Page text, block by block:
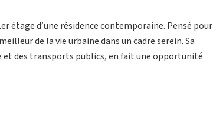
étage d’une résidence contemporaine. Pensé pour
de la vie urbaine dans un cadre serein. Sa
et des transports publics, en fait une opportunité